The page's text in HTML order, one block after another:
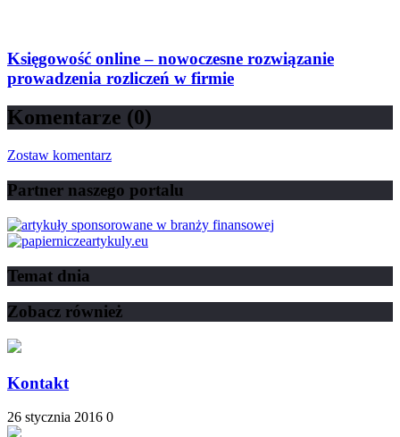
Księgowość online – nowoczesne rozwiązanie
prowadzenia rozliczeń w firmie
Komentarze (0)
Zostaw komentarz
Partner naszego portalu
Temat dnia
Zobacz również
Kontakt
26 stycznia 2016 0